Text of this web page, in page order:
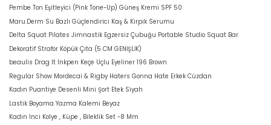
Pembe Ton Eşitleyici (Pink Tone-Up) Güneş Kremi SPF 50
Maru.Derm Su Bazlı Güçlendirici Kaş & Kirpik Serumu
Delta Squat Pilates Jimnastik Egzersiz Çubuğu Portable Studio Squat Bar
Dekoratif Strafor Köpük Çıta (5 CM GENİŞLİK)
beaulis Drag It Inkpen Keçe Uçlu Eyeliner 196 Brown
Regular Show Mordecai & Rigby Haters Gonna Hate Erkek Cüzdan
Kadın Puantiye Desenli Mini Şort Etek Siyah
Lastik Boyama Yazma Kalemi Beyaz
Kadın Inci Kolye , Küpe , Bileklik Set -8 Mm